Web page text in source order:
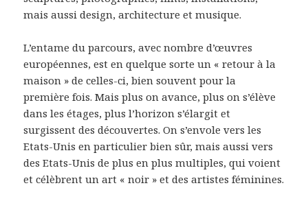
mais aussi design, architecture et musique.
L’entame du parcours, avec nombre d’œuvres
européennes, est en quelque sorte un « retour à la
maison » de celles-ci, bien souvent pour la
première fois. Mais plus on avance, plus on s’élève
dans les étages, plus l’horizon s’élargit et
surgissent des découvertes. On s’envole vers les
Etats-Unis en particulier bien sûr, mais aussi vers
des Etats-Unis de plus en plus multiples, qui voient
et célèbrent un art « noir » et des artistes féminines.